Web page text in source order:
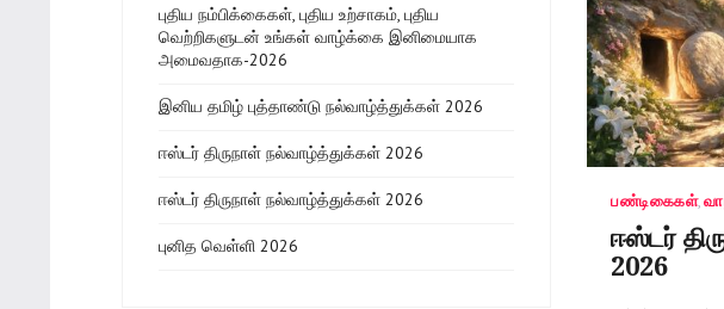
Categories
பண்டிகைகள்,
ஈஸ்டர்
2026
புதிய நம்பிக்கைகள், புதிய உற்சாகம், புதிய
வெற்றிகளுடன் உங்கள் வாழ்க்கை இனிமையாக
அமைவதாக-2026
இனிய தமிழ் புத்தாண்டு நல்வாழ்த்துக்கள் 2026
ஈஸ்டர் திருநாள் நல்வாழ்த்துக்கள் 2026
ஈஸ்டர் திருநாள் நல்வாழ்த்துக்கள் 2026
புனித வெள்ளி 2026